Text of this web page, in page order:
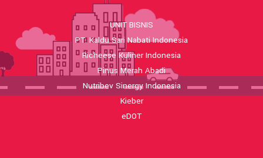
UNIT BISNIS
PT. Kaldu Sari Nabati Indonesia
Richeese Kuliner Indonesia
Pinus Merah Abadi
Nutribev Sinergy Indonesia
Kieber
eDOT